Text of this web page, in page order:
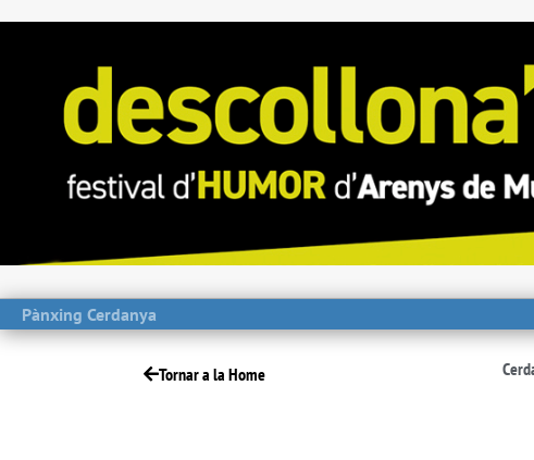
Pànxing Cerdanya
Tornar a la Home